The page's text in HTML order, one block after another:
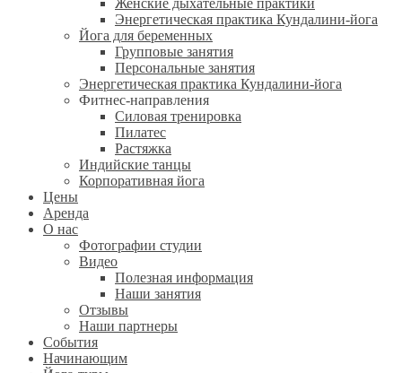
Энергетическая практика Кундалини-йога
Йога для беременных
Групповые занятия
Персональные занятия
Энергетическая практика Кундалини-йога
Фитнес-направления
Силовая тренировка
Пилатес
Растяжка
Индийские танцы
Корпоративная йога
Цены
Аренда
О нас
Фотографии студии
Видео
Полезная информация
Наши занятия
Отзывы
Наши партнеры
События
Начинающим